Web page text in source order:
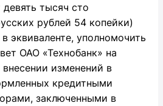
тысяч сто
рублей 54 копейки)
эквиваленте, уполномочить
ОАО «Технобанк» на
изменений в
кредитными
заключенными в